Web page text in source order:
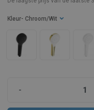
Kleur - Chroom/Wit
-